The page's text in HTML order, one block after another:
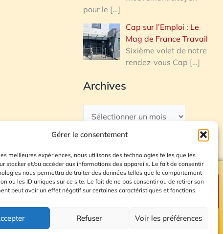
Gérer le consentement
meilleures expériences, nous utilisons des technologies telles que les
stocker et/ou accéder aux informations des appareils. Le fait de consentir
nous permettra de traiter des données telles que le comportement
ou les ID uniques sur ce site. Le fait de ne pas consentir ou de retirer son
peut avoir un effet négatif sur certaines caractéristiques et fonctions.
Refuser Voir les préférences
pour le […]
Cap sur l’Emploi : Le
Mag de France Travail
Sixième volet de notre
rendez-vous Cap […]
Archives
Plan du site